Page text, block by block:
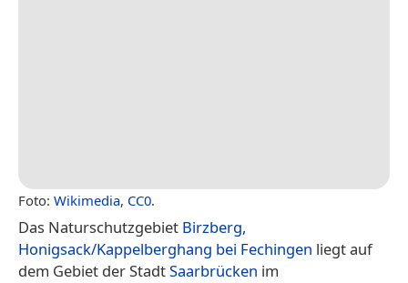
Foto: Wikimedia, CC0.
Das Naturschutzgebiet Birzberg,
Honigsack/Kappelberghang bei Fechingen liegt auf
dem Gebiet der StadtSaarbrücken im